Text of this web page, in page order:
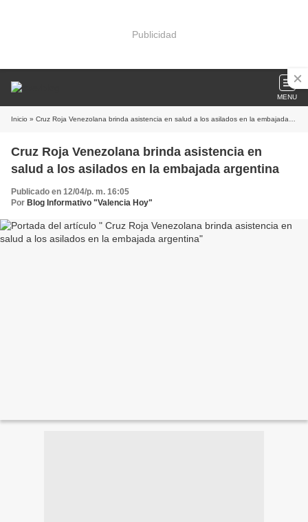
Publicidad
MENU
Inicio » Cruz Roja Venezolana brinda asistencia en salud a los asilados en la embajada argentina
Cruz Roja Venezolana brinda asistencia en
salud a los asilados en la embajada argentina
Publicado en 12/04/p. m. 16:05
Por Blog Informativo "Valencia Hoy"